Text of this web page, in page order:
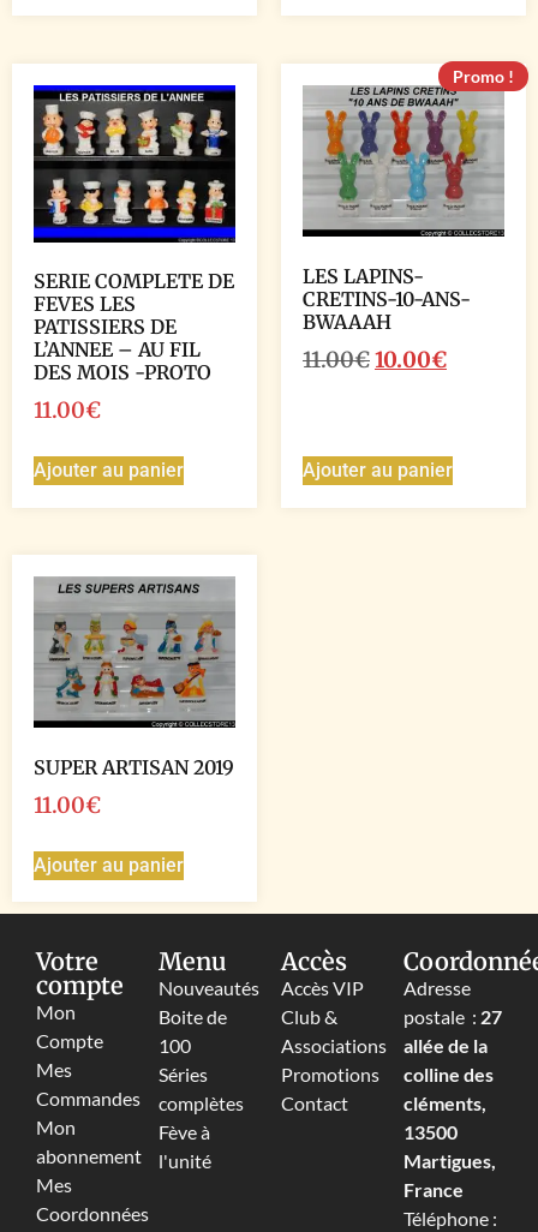
SERIE COMPLETE DE
FEVES LES
PATISSIERS DE
L’ANNEE – AU FIL
DES MOIS -PROTO
11.00€
Ajouter au panier
Promo !
LES LAPINS-
CRETINS-10-ANS-
BWAAAH
11.00€10.00€
Ajouter au panier
SUPER ARTISAN 2019
11.00€
Ajouter au panier
Votre
compte
Mon
Compte
Mes
Commandes
Mon
abonnement
Mes
Coordonnées
Menu
Nouveautés
Boite de
100
Séries
complètes
Fève à
l'unité
Accès
Accès VIP
Club &
Associations
Promotions
Contact
Adresse
postale : 27
allée de la
colline des
cléments,
13500
Martigues,
France
Téléphone :